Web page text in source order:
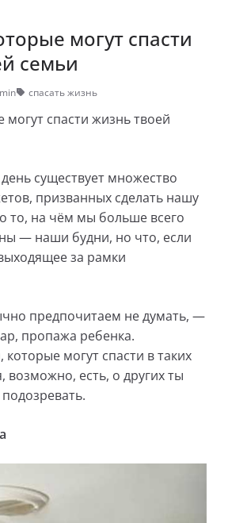
могут спасти
семьи
спасать жизнь
спасти жизнь твоей
существует множество
призванных сделать нашу
то, на чём мы больше всего
— наши будни, но что, если
за рамки
предпочитаем не думать, —
пропажа ребенка.
могут спасти в таких
возможно, есть, о других ты